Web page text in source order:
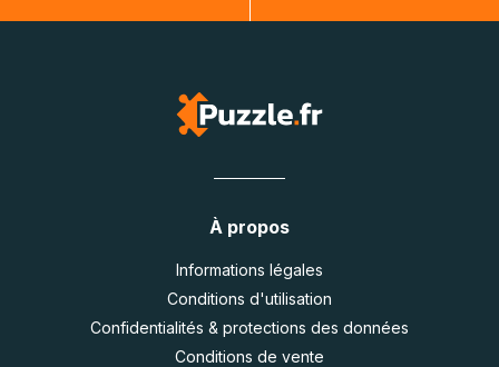
À propos
Informations légales
Conditions d'utilisation
Confidentialités & protections des données
Conditions de vente